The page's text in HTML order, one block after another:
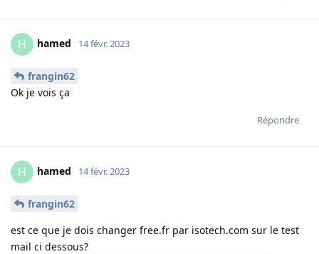
H hamed 14 févr. 2023
frangin62
Ok je vois ça
Répondre
H hamed 14 févr. 2023
frangin62
est ce que je dois changer free.fr par isotech.com sur le test
mail ci dessous?